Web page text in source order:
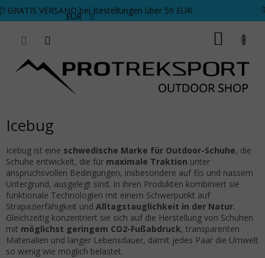
Zum Inhalt springen
GRATIS VERSAND bei Bestellungen über 59 EUR
EUR
Icebug
Icebug ist eine schwedische Marke für Outdoor-Schuhe, die
Schuhe entwickelt, die für maximale Traktion unter
anspruchsvollen Bedingungen, insbesondere auf Eis und nassem
Untergrund, ausgelegt sind. In ihren Produkten kombiniert sie
funktionale Technologien mit einem Schwerpunkt auf
Strapazierfähigkeit und Alltagstauglichkeit in der Natur.
Gleichzeitig konzentriert sie sich auf die Herstellung von Schuhen
mit möglichst geringem CO2-Fußabdruck, transparenten
Materialien und langer Lebensdauer, damit jedes Paar die Umwelt
so wenig wie möglich belastet.